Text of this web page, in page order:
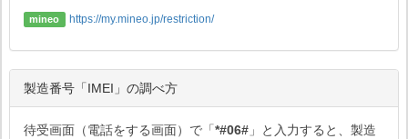
mineo https://my.mineo.jp/restriction/
製造番号「IMEI」の調べ方
待受画面（電話をする画面）で「*#06# 」と入力すると、製造